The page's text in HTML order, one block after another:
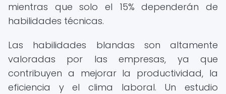
mientras que solo el 15% dependerán de
habilidades técnicas.
Las habilidades blandas son altamente
valoradas por las empresas, ya que
contribuyen a mejorar la productividad, la
eficiencia y el clima laboral. Un estudio